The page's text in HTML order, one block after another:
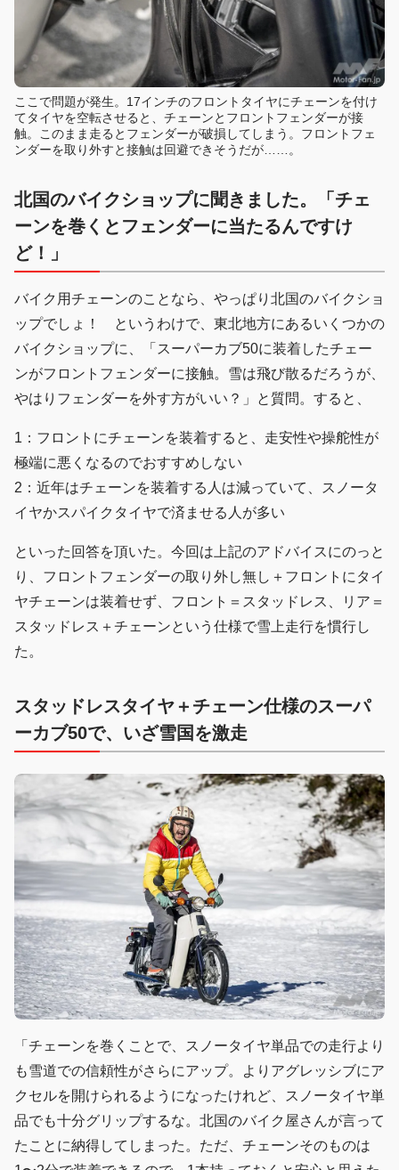
ここで問題が発生。17インチのフロントタイヤにチェーンを付け
てタイヤを空転させると、チェーンとフロントフェンダーが接
触。このまま走るとフェンダーが破損してしまう。フロントフェ
ンダーを取り外すと接触は回避できそうだが……。
北国のバイクショップに聞きました。「チェ
ーンを巻くとフェンダーに当たるんですけ
ど！」
バイク用チェーンのことなら、やっぱり北国のバイクショ
ップでしょ！ というわけで、東北地方にあるいくつかの
バイクショップに、「スーパーカブ50に装着したチェー
ンがフロントフェンダーに接触。雪は飛び散るだろうが、
やはりフェンダーを外す方がいい？」と質問。すると、
1：フロントにチェーンを装着すると、走安性や操舵性が
極端に悪くなるのでおすすめしない
2：近年はチェーンを装着する人は減っていて、スノータ
イヤかスパイクタイヤで済ませる人が多い
といった回答を頂いた。今回は上記のアドバイスにのっと
り、フロントフェンダーの取り外し無し＋フロントにタイ
ヤチェーンは装着せず、フロント＝スタッドレス、リア＝
スタッドレス＋チェーンという仕様で雪上走行を慣行し
た。
スタッドレスタイヤ＋チェーン仕様のスーパ
ーカブ50で、いざ雪国を激走
「チェーンを巻くことで、スノータイヤ単品での走行より
も雪道での信頼性がさらにアップ。よりアグレッシブにア
クセルを開けられるようになったけれど、スノータイヤ単
品でも十分グリップするな。北国のバイク屋さんが言って
たことに納得してしまった。ただ、チェーンそのものは